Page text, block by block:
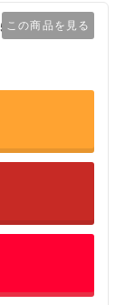
この商品を見る